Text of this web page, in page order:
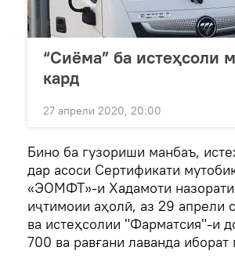
“Сиёма” ба истеҳсоли
кард
27 апрели 2020, 20:00
Бино ба гузориши манбаъ,
дар асоси Сертификати
«ЭОМФТ»-и Хадамоти назорати
иҷтимоии аҳолӣ, аз 29 апрели
ва истеҳсолии "Фарматсия"-и
700 ва равғани лаванда